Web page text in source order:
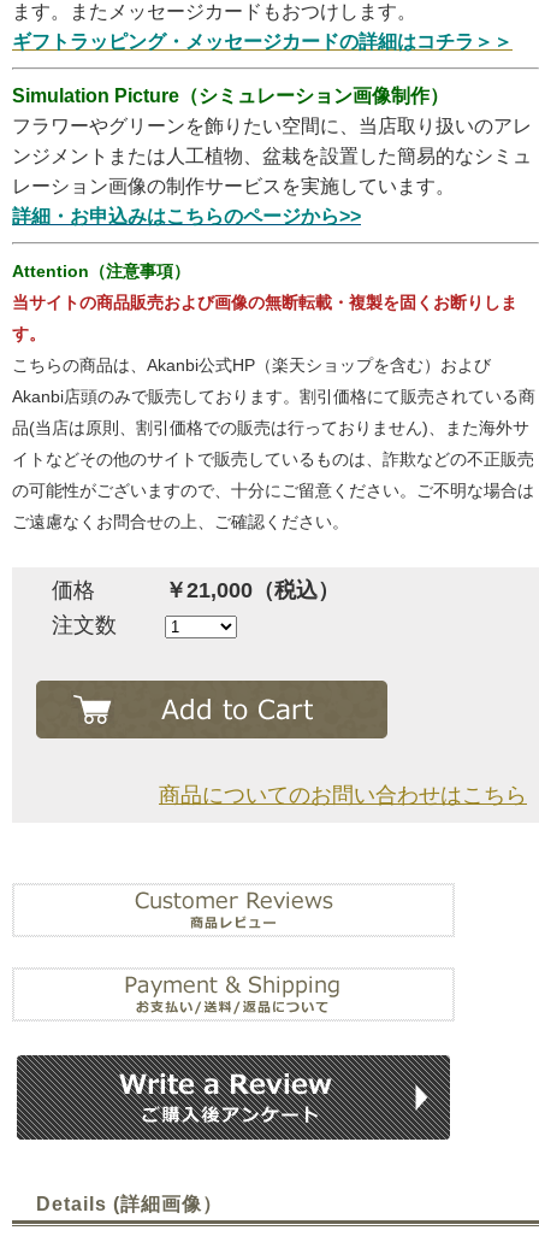
ます。またメッセージカードもおつけします。
ギフトラッピング・メッセージカードの詳細はコチラ＞＞
Simulation Picture（シミュレーション画像制作）
フラワーやグリーンを飾りたい空間に、当店取り扱いのアレ
ンジメントまたは人工植物、盆栽を設置した簡易的なシミュ
レーション画像の制作サービスを実施しています。
詳細・お申込みはこちらのページから>>
Attention（注意事項）
当サイトの商品販売および画像の無断転載・複製を固くお断りしま
す。
こちらの商品は、Akanbi公式HP（楽天ショップを含む）および
Akanbi店頭のみで販売しております。割引価格にて販売されている商
品(当店は原則、割引価格での販売は行っておりません)、また海外サ
イトなどその他のサイトで販売しているものは、詐欺などの不正販売
の可能性がございますので、十分にご留意ください。ご不明な場合は
ご遠慮なくお問合せの上、ご確認ください。
価格
￥21,000（税込）
注文数
商品についてのお問い合わせはこちら
Details (詳細画像）